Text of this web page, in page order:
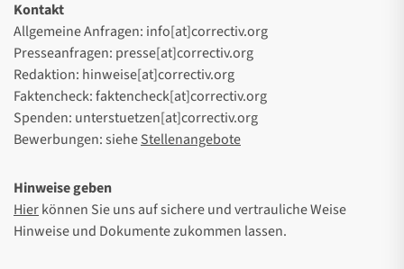
Kontakt
Allgemeine Anfragen: info[at]correctiv.org
Presseanfragen: presse[at]correctiv.org
Redaktion: hinweise[at]correctiv.org
Faktencheck: faktencheck[at]correctiv.org
Spenden: unterstuetzen[at]correctiv.org
Bewerbungen: sieheStellenangebote
Hinweise geben
Hierkönnen Sie uns auf sichere und vertrauliche Weise
Hinweise und Dokumente zukommen lassen.